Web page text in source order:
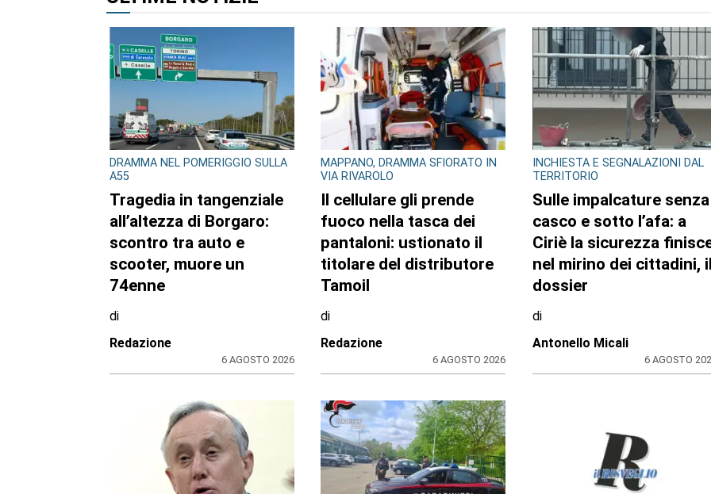
ALTRI ARTICOLI DI QUESTO AUTORE
CONSIGLIO REGIONALE
Ambiente e conti
pubblici al centro
dell’attività questa
settimana in Consiglio
regionale
di
Redazione CRP
31 LUGLIO 2026
CONSIGLIO REGIONALE
A Palazzo Lascaris la
mostra “Romano
Gazzera. Nel regno dei
fiori giganti”
di
Redazione CRP
31 LUGLIO 2026
EDITORIA E COOPERAZIONE
AGCI e FILE: un’alleanza
per tutelare i giornali
locali e no profit
31 LUGLIO
ULTIME NOTIZIE